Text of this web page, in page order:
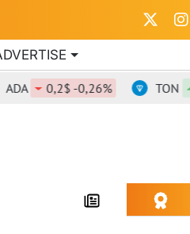
0,2$ -0,26% TON